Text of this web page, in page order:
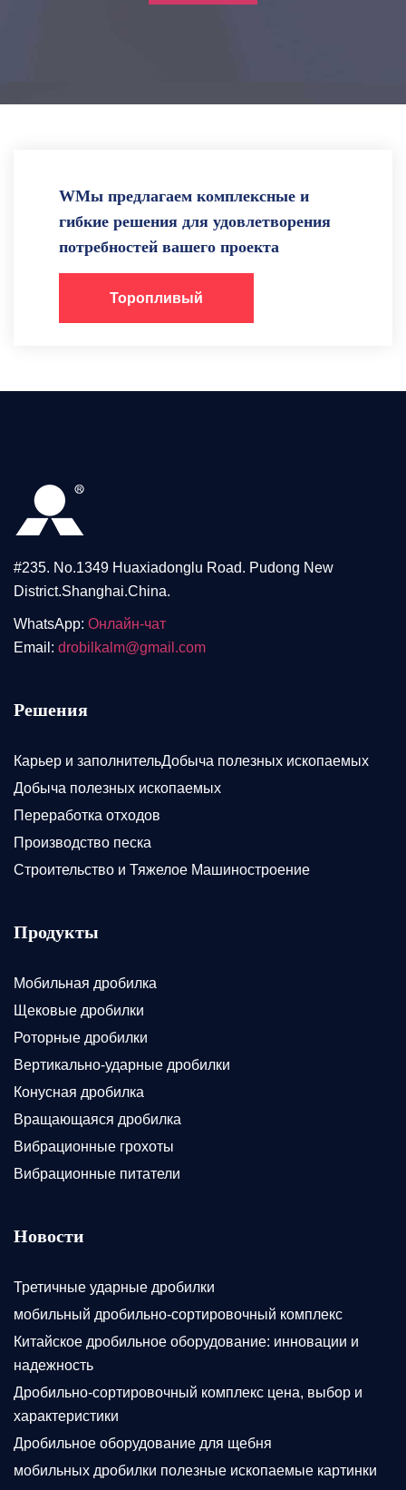
WМы предлагаем комплексные и
гибкие решения для удовлетворения
потребностей вашего проекта
Торопливый
#235. No.1349 Huaxiadonglu Road. Pudong New
District.Shanghai.China.
WhatsApp: Онлайн-чат
Email: drobilkalm@gmail.com
Решения
Карьер и заполнительДобыча полезных ископаемых
Добыча полезных ископаемых
Переработка отходов
Производство песка
Строительство и Тяжелое Машиностроение
Продукты
Мобильная дробилка
Щековые дробилки
Роторные дробилки
Вертикально-ударные дробилки
Конусная дробилка
Вращающаяся дробилка
Вибрационные грохоты
Вибрационные питатели
Новости
Третичные ударные дробилки
мобильный дробильно-сортировочный комплекс
Китайское дробильное оборудование: инновации и
надежность
Дробильно-сортировочный комплекс цена, выбор и
характеристики
Дробильное оборудование для щебня
мобильных дробилки полезные ископаемые картинки